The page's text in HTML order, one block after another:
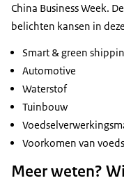
China Business Week.
belichten kansen in
Smart & green
Automotive
Waterstof
Tuinbouw
Voorkomen van
Meer weten?